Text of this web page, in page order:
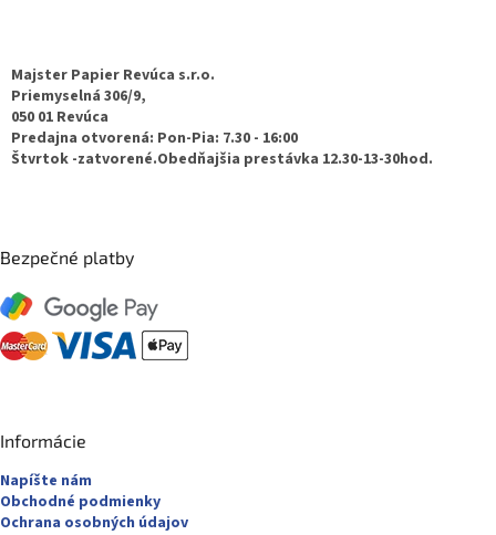
Majster Papier Revúca s.r.o.
Priemyselná 306/9,
050 01 Revúca
Predajna otvorená: Pon-Pia: 7.30 - 16:00
Štvrtok -zatvorené.Obedňajšia prestávka 12.30-13-30hod.
Bezpečné platby
Informácie
Napíšte nám
Obchodné podmienky
Ochrana osobných údajov